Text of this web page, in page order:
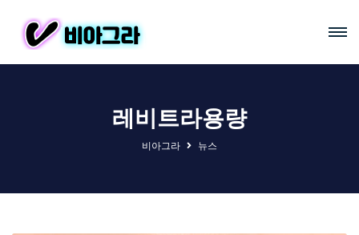
레비트라용량
비아그라 뉴스